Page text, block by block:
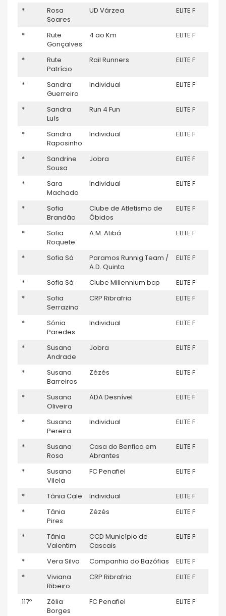
*
Rosa
Soares
UD Várzea ELITE F
*
Rute
Gonçalves
4 ao Km ELITE F
*
Rute
Patrício
Rail Runners ELITE F
*
Sandra
Guerreiro
Individual ELITE F
*
Sandra
Luís
Run 4 Fun ELITE F
*
Sandra
Raposinho
Individual ELITE F
*
Sandrine
Sousa
Jobra ELITE F
*
Sara
Machado
Individual ELITE F
*
Sofia
Brandão
Clube de Atletismo de
Óbidos
ELITE F
*
Sofia
Roquete
A.M. Atibá ELITE F
* Sofia Sá
Paramos Runnig Team /
A.D. Quinta
ELITE F
* Sofia Sá Clube Millennium bcp ELITE F
*
Sofia
Serrazina
CRP Ribrafria ELITE F
*
Sónia
Paredes
Individual ELITE F
*
Susana
Andrade
Jobra ELITE F
*
Susana
Barreiros
Zézés ELITE F
*
Susana
Oliveira
ADA Desnível ELITE F
*
Susana
Pereira
Individual ELITE F
*
Susana
Rosa
Casa do Benfica em
Abrantes
ELITE F
*
Susana
Vilela
FC Penafiel ELITE F
* Tânia Cale Individual ELITE F
*
Tânia
Pires
Zézés ELITE F
*
Tânia
Valentim
CCD Município de
Cascais
ELITE F
* Vera Silva Companhia do Bazófias ELITE F
*
Viviana
Ribeiro
CRP Ribrafria ELITE F
117º
Zélia
Borges
FC Penafiel ELITE F